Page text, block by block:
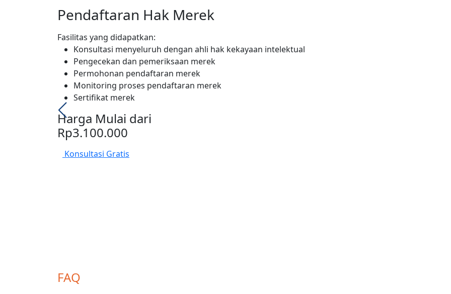
Pendaftaran Hak Merek
Fasilitas yang didapatkan:
Konsultasi menyeluruh dengan ahli hak kekayaan intelektual
Pengecekan dan pemeriksaan merek
Permohonan pendaftaran merek
Monitoring proses pendaftaran merek
Sertifikat merek
Harga Mulai dari
Rp3.100.000
Konsultasi Gratis
FAQ